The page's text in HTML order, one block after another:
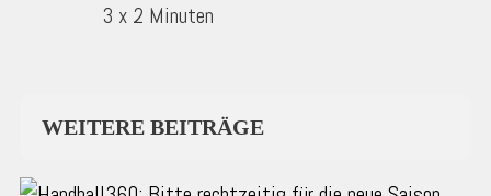
3 x 2 Minuten
WEITERE BEITRÄGE